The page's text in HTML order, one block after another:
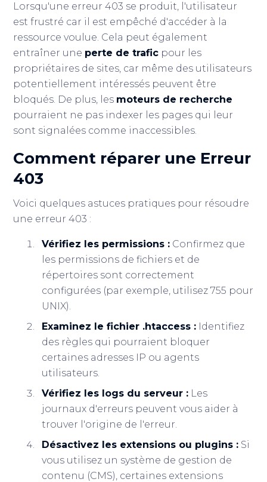
Lorsqu'une erreur 403 se produit, l'utilisateur
est frustré car il est empêché d'accéder à la
ressource voulue. Cela peut également
entraîner une perte de trafic pour les
propriétaires de sites, car même des utilisateurs
potentiellement intéressés peuvent être
bloqués. De plus, les moteurs de recherche
pourraient ne pas indexer les pages qui leur
sont signalées comme inaccessibles.
Comment réparer une Erreur
403
Voici quelques astuces pratiques pour résoudre
une erreur 403 :
Vérifiez les permissions : Confirmez que
les permissions de fichiers et de
répertoires sont correctement
configurées (par exemple, utilisez 755 pour
UNIX).
Examinez le fichier .htaccess : Identifiez
des règles qui pourraient bloquer
certaines adresses IP ou agents
utilisateurs.
Vérifiez les logs du serveur : Les
journaux d'erreurs peuvent vous aider à
trouver l'origine de l'erreur.
Désactivez les extensions ou plugins : Si
vous utilisez un système de gestion de
contenu (CMS), certaines extensions